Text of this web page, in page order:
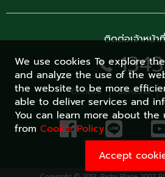
We use cookies To explore
and analyze the use of the
the website to be more
able to deliver services and
You can learn more about the
from Cookie Policy
Accept
ติดต่อเจ้าหน้าที่
1343
ติดต่อริชี่ สมัครงาน